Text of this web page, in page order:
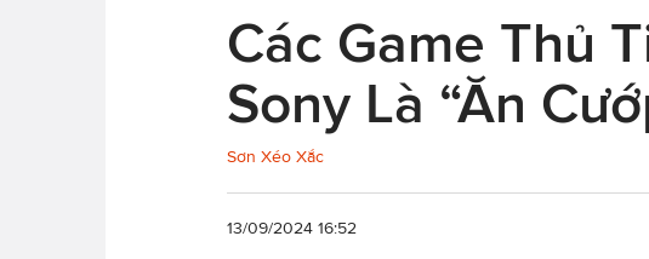
Các Game Thủ
Sony Là “Ăn
Sơn Xéo Xắc
13/09/2024 16:52